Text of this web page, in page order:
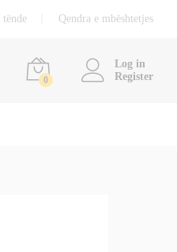
tënde Qendra e mbështetjes
0
Log in
Register
në shportë